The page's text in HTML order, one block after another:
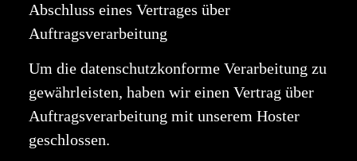
Abschluss eines Vertrages über
Auftragsverarbeitung
Um die datenschutzkonforme Verarbeitung zu
gewährleisten, haben wir einen Vertrag über
Auftragsverarbeitung mit unserem Hoster
geschlossen.